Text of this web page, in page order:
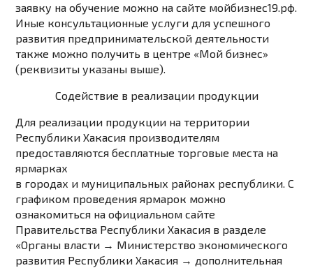
заявку на обучение можно на сайте мойбизнес19.рф.
Иные консультационные услуги для успешного
развития предпринимательской деятельности
также можно получить в центре «Мой бизнес»
(реквизиты указаны выше).
Содействие в реализации продукции
Для реализации продукции на территории
Республики Хакасия производителям
предоставляются бесплатные торговые места на
ярмарках
в городах и муниципальных районах республики. С
графиком проведения ярмарок можно
ознакомиться на официальном сайте
Правительства Республики Хакасия в разделе
«Органы власти → Министерство экономического
развития Республики Хакасия → дополнительная